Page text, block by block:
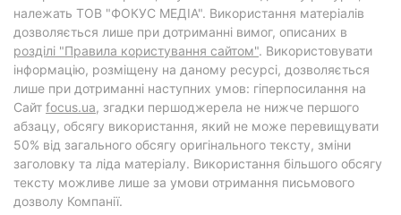
належать ТОВ "ФОКУС МЕДІА". Використання матеріалів
дозволяється лише при дотриманні вимог, описаних в
розділі "Правила користування сайтом". Використовувати
інформацію, розміщену на даному ресурсі, дозволяється
лише при дотриманні наступних умов: гіперпосилання на
Cайт focus.ua, згадки першоджерела не нижче першого
абзацу, обсягу використання, який не може перевищувати
50% від загального обсягу оригінального тексту, зміни
заголовку та ліда матеріалу. Використання більшого обсягу
тексту можливе лише за умови отримання письмового
дозволу Компанії.